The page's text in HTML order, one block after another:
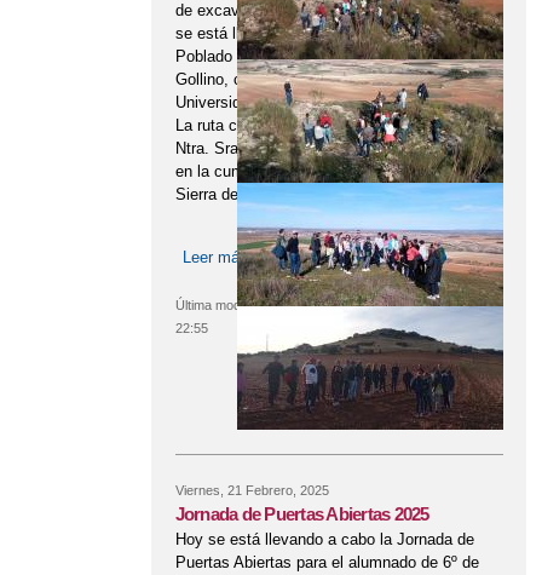
de excavación arqueológica que
se está llevando a abo en el
Poblado Carpetano del Cerro
Gollino, con la tutorización de la
Universidad Autónoma de Madrid.
La ruta comenzó en la Ermita de
Ntra. Sra. de La Muela, con parada
en la cumbre del Cerro Gollino o
Sierra de Almaguer.
Leer mássobre Un paseo por la historia
carpetana de Corral de Almaguer
Última modificación:27/02/2025 -
22:55
Viernes, 21 Febrero, 2025
Jornada de Puertas Abiertas 2025
Hoy se está llevando a cabo la Jornada de
Puertas Abiertas para el alumnado de 6º de